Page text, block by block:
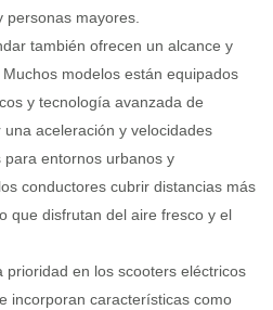
personas mayores.
también ofrecen un alcance y
modelos están equipados
y tecnología avanzada de
aceleración y velocidades
entornos urbanos y
conductores cubrir distancias más
que disfrutan del aire fresco y el
prioridad en los scooters eléctricos
incorporan características como